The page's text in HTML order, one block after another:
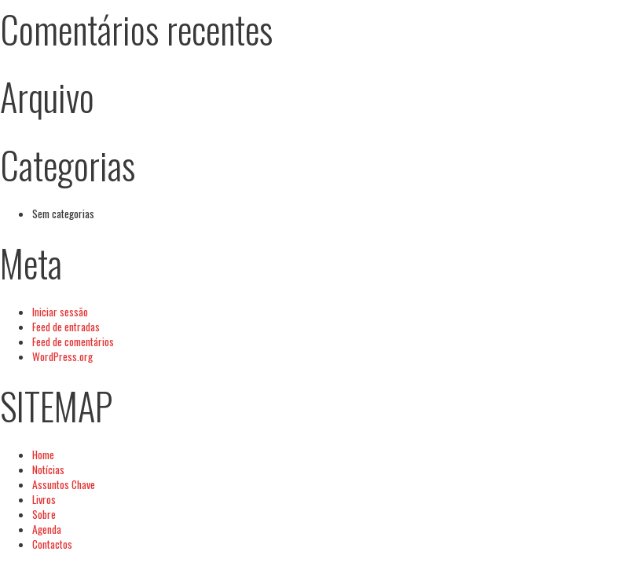
Comentários recentes
Arquivo
Categorias
Sem categorias
Meta
Iniciar sessão
Feed de entradas
Feed de comentários
WordPress.org
SITEMAP
Home
Notícias
Assuntos Chave
Livros
Sobre
Agenda
Contactos